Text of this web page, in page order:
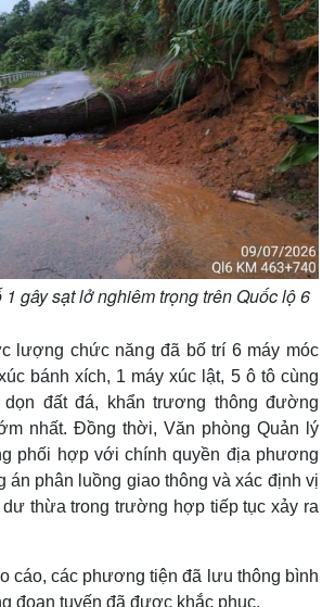
Thị trường
Giá vàng
Tiêu dùng
Tỷ giá
Chứng khoán
Giá cà phê
gây sạt lở nghiêm trọng trên Quốc lộ 6
lượng chức năng đã bố trí 6 máy móc
bánh xích, 1 máy xúc lật, 5 ô tô cùng
đất đá, khẩn trương thông đường
nhất. Đồng thời, Văn phòng Quản lý
phối hợp với chính quyền địa phương
phân luồng giao thông và xác định vị
thừa trong trường hợp tiếp tục xảy ra
cáo, các phương tiện đã lưu thông bình
đoạn tuyến đã được khắc phục.